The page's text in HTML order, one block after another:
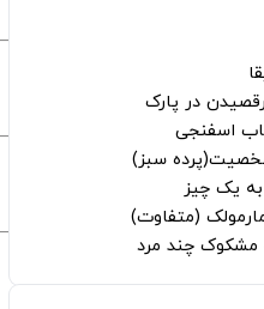
در پارک
اسفنجی
به یک چیز
(متفاوت)
مشکوک چند مرد